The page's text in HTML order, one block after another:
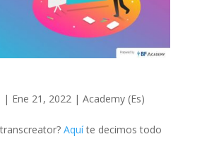
| Ene 21, 2022 | Academy (Es)
Aquíte decimos todo